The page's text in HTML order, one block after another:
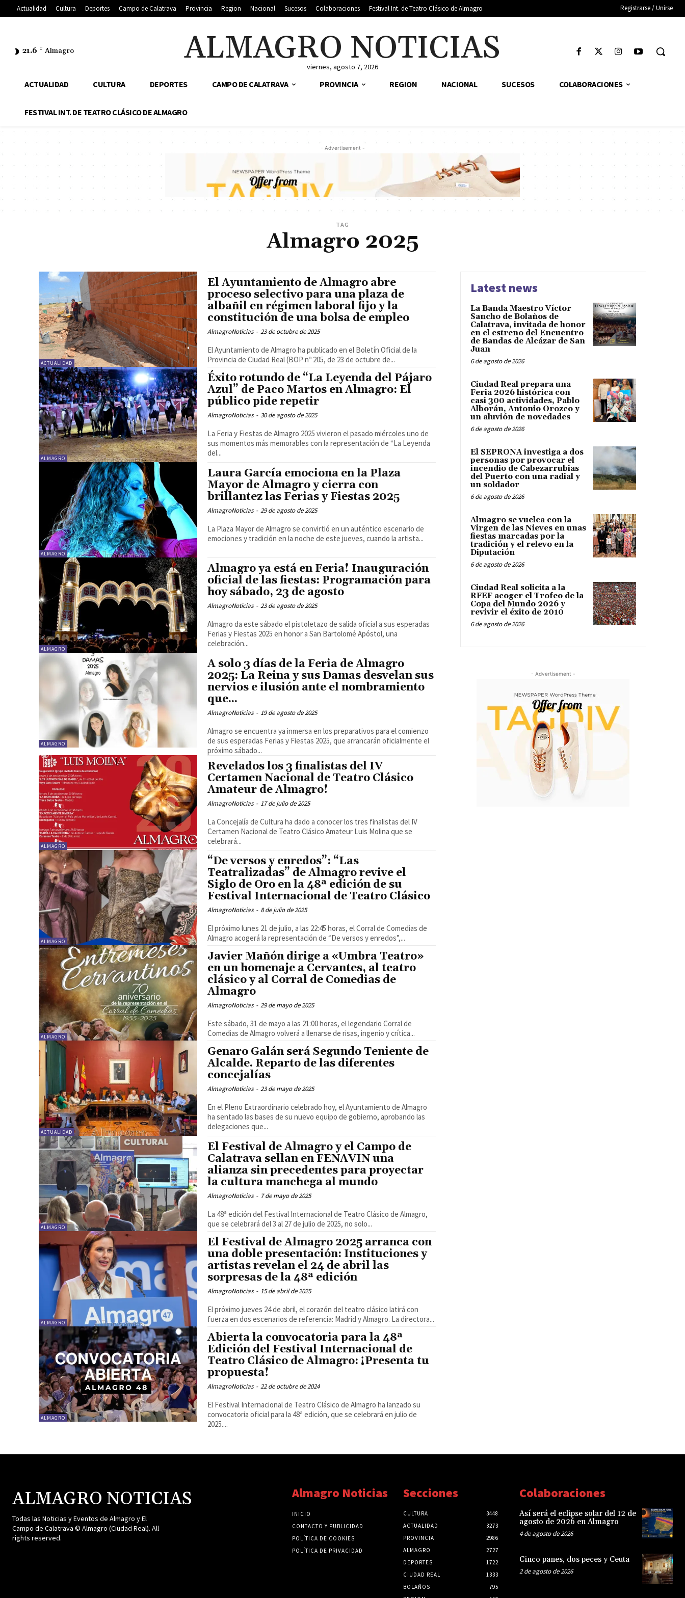
Actualidad Cultura Deportes Campo de Calatrava Provincia Region Nacional Sucesos Colaboraciones Festival Int. de Teatro Clásico de Almagro Registrarse / Unirse
21.6 C Almagro ALMAGRO NOTICIAS
viernes, agosto 7, 2026
ACTUALIDAD CULTURA DEPORTES CAMPO DE CALATRAVA PROVINCIA REGION NACIONAL SUCESOS COLABORACIONES
FESTIVAL INT. DE TEATRO CLÁSICO DE ALMAGRO
- Advertisement -
TAG
Almagro 2025
ACTUALIDAD
El Ayuntamiento de Almagro abre
proceso selectivo para una plaza de
albañil en régimen laboral fijo y la
constitución de una bolsa de empleo
AlmagroNoticias - 23 de octubre de 2025
El Ayuntamiento de Almagro ha publicado en el Boletín Oficial de la
Provincia de Ciudad Real (BOP nº 205, de 23 de octubre de...
ALMAGRO
Éxito rotundo de “La Leyenda del Pájaro
Azul” de Paco Martos en Almagro: El
público pide repetir
AlmagroNoticias - 30 de agosto de 2025
La Feria y Fiestas de Almagro 2025 vivieron el pasado miércoles uno de
sus momentos más memorables con la representación de “La Leyenda
del...
ALMAGRO
Laura García emociona en la Plaza
Mayor de Almagro y cierra con
brillantez las Ferias y Fiestas 2025
AlmagroNoticias - 29 de agosto de 2025
La Plaza Mayor de Almagro se convirtió en un auténtico escenario de
emociones y tradición en la noche de este jueves, cuando la artista...
ALMAGRO
Almagro ya está en Feria! Inauguración
oficial de las fiestas: Programación para
hoy sábado, 23 de agosto
AlmagroNoticias - 23 de agosto de 2025
Almagro da este sábado el pistoletazo de salida oficial a sus esperadas
Ferias y Fiestas 2025 en honor a San Bartolomé Apóstol, una
celebración...
ALMAGRO
A solo 3 días de la Feria de Almagro
2025: La Reina y sus Damas desvelan sus
nervios e ilusión ante el nombramiento
que...
AlmagroNoticias - 19 de agosto de 2025
Almagro se encuentra ya inmersa en los preparativos para el comienzo
de sus esperadas Ferias y Fiestas 2025, que arrancarán oficialmente el
próximo sábado...
ALMAGRO
Revelados los 3 finalistas del IV
Certamen Nacional de Teatro Clásico
Amateur de Almagro!
AlmagroNoticias - 17 de julio de 2025
La Concejalía de Cultura ha dado a conocer los tres finalistas del IV
Certamen Nacional de Teatro Clásico Amateur Luis Molina que se
celebrará...
ALMAGRO
“De versos y enredos”: “Las
Teatralizadas” de Almagro revive el
Siglo de Oro en la 48ª edición de su
Festival Internacional de Teatro Clásico
AlmagroNoticias - 8 de julio de 2025
El próximo lunes 21 de julio, a las 22:45 horas, el Corral de Comedias de
Almagro acogerá la representación de “De versos y enredos”,...
ALMAGRO
Javier Mañón dirige a «Umbra Teatro»
en un homenaje a Cervantes, al teatro
clásico y al Corral de Comedias de
Almagro
AlmagroNoticias - 29 de mayo de 2025
Este sábado, 31 de mayo a las 21:00 horas, el legendario Corral de
Comedias de Almagro volverá a llenarse de risas, ingenio y crítica...
ACTUALIDAD
Genaro Galán será Segundo Teniente de
Alcalde. Reparto de las diferentes
concejalías
AlmagroNoticias - 23 de mayo de 2025
En el Pleno Extraordinario celebrado hoy, el Ayuntamiento de Almagro
ha sentado las bases de su nuevo equipo de gobierno, aprobando las
delegaciones que...
ALMAGRO
El Festival de Almagro y el Campo de
Calatrava sellan en FENAVIN una
alianza sin precedentes para proyectar
la cultura manchega al mundo
AlmagroNoticias - 7 de mayo de 2025
La 48ª edición del Festival Internacional de Teatro Clásico de Almagro,
que se celebrará del 3 al 27 de julio de 2025, no solo...
ALMAGRO
El Festival de Almagro 2025 arranca con
una doble presentación: Instituciones y
artistas revelan el 24 de abril las
sorpresas de la 48ª edición
AlmagroNoticias - 15 de abril de 2025
El próximo jueves 24 de abril, el corazón del teatro clásico latirá con
fuerza en dos escenarios de referencia: Madrid y Almagro. La directora...
ALMAGRO
Abierta la convocatoria para la 48ª
Edición del Festival Internacional de
Teatro Clásico de Almagro: ¡Presenta tu
propuesta!
AlmagroNoticias - 22 de octubre de 2024
El Festival Internacional de Teatro Clásico de Almagro ha lanzado su
convocatoria oficial para la 48ª edición, que se celebrará en julio de
2025....
Latest news
La Banda Maestro Víctor
Sancho de Bolaños de
Calatrava, invitada de honor
en el estreno del Encuentro
de Bandas de Alcázar de San
Juan
6 de agosto de 2026
Ciudad Real prepara una
Feria 2026 histórica con
casi 300 actividades, Pablo
Alborán, Antonio Orozco y
un aluvión de novedades
6 de agosto de 2026
El SEPRONA investiga a dos
personas por provocar el
incendio de Cabezarrubias
del Puerto con una radial y
un soldador
6 de agosto de 2026
Almagro se vuelca con la
Virgen de las Nieves en unas
fiestas marcadas por la
tradición y el relevo en la
Diputación
6 de agosto de 2026
Ciudad Real solicita a la
RFEF acoger el Trofeo de la
Copa del Mundo 2026 y
revivir el éxito de 2010
6 de agosto de 2026
- Advertisement -
ALMAGRO NOTICIAS
Todas las Noticias y Eventos de Almagro y El
Campo de Calatrava © Almagro (Ciudad Real). All
rights reserved.
Almagro Noticias
INICIO
CONTACTO Y PUBLICIDAD
POLÍTICA DE COOKIES
POLÍTICA DE PRIVACIDAD
Secciones
CULTURA
3448
ACTUALIDAD
3273
PROVINCIA
2986
ALMAGRO
2727
DEPORTES
1722
CIUDAD REAL
1333
BOLAÑOS
795
Colaboraciones
Así será el eclipse solar del 12 de
agosto de 2026 en Almagro
4 de agosto de 2026
Cinco panes, dos peces y Ceuta
2 de agosto de 2026